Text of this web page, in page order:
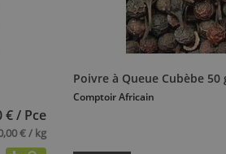
€ / Pce
€ / kg
Poivre à Queue Cubèbe 50
Comptoir Africain